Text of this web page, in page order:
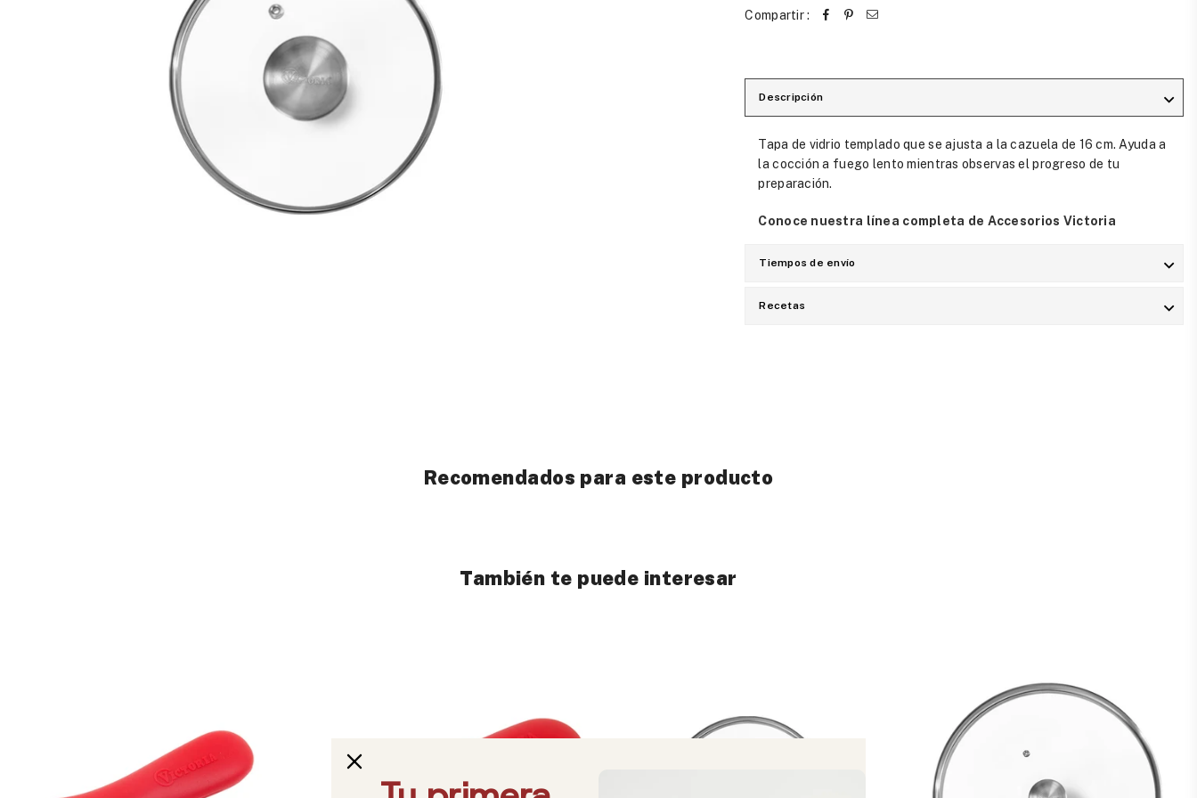
Compartir :
Descripción
Tapa de vidrio templado que se ajusta a la cazuela de 16 cm. Ayuda a
la cocción a fuego lento mientras observas el progreso de tu
preparación.
Conoce nuestra línea completa de Accesorios Victoria
Tiempos de envío
Recetas
Recomendados para este producto
También te puede interesar